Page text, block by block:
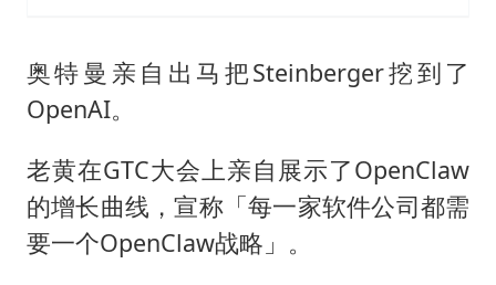
奥特曼亲自出马把Steinberger挖到了
OpenAI。
老黄在GTC大会上亲自展示了OpenClaw
的增长曲线，宣称「每一家软件公司都需
要一个OpenClaw战略」。